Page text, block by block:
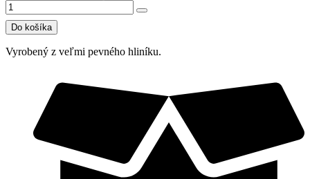
Do košíka
Vyrobený z veľmi pevného hliníku.